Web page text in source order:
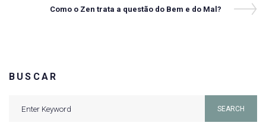
Next
Como o Zen trata a questão do Bem e do Mal?
BUSCAR
SEARCH